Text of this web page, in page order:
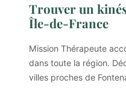
Trouver un
Île-de-France
Mission Thérapeute
dans toute la région.
villes proches de